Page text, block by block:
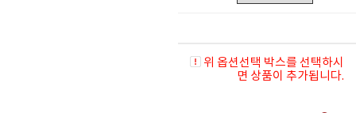
위 옵션선택 박스를 선택하시
면 상품이 추가됩니다.